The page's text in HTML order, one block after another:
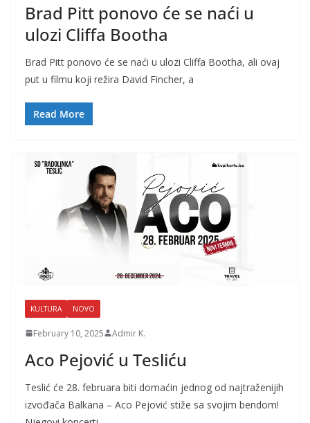
Brad Pitt ponovo će se naći u
ulozi Cliffa Bootha
Brad Pitt ponovo će se naći u ulozi Cliffa Bootha, ali ovaj
put u filmu koji režira David Fincher, a
Read More
KULTURA NOVO
February 10, 2025 Admir K.
Aco Pejović u Tesliću
Teslić će 28. februara biti domaćin jednog od najtraženijih
izvođača Balkana – Aco Pejović stiže sa svojim bendom!